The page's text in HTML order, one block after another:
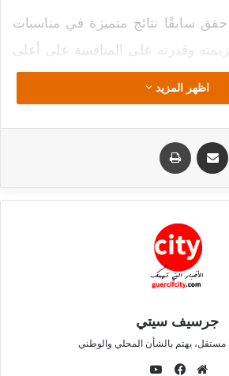
سابقًا نتائج متميزة في مناسبات
وقدرته على المنافسة على أعلى
ويحفز باقي الشباب في المدينة
المختلفة.
اظهر المزيد
جرسيف سيتي
مستقل، يهتم بالشأن المحلي والوطني